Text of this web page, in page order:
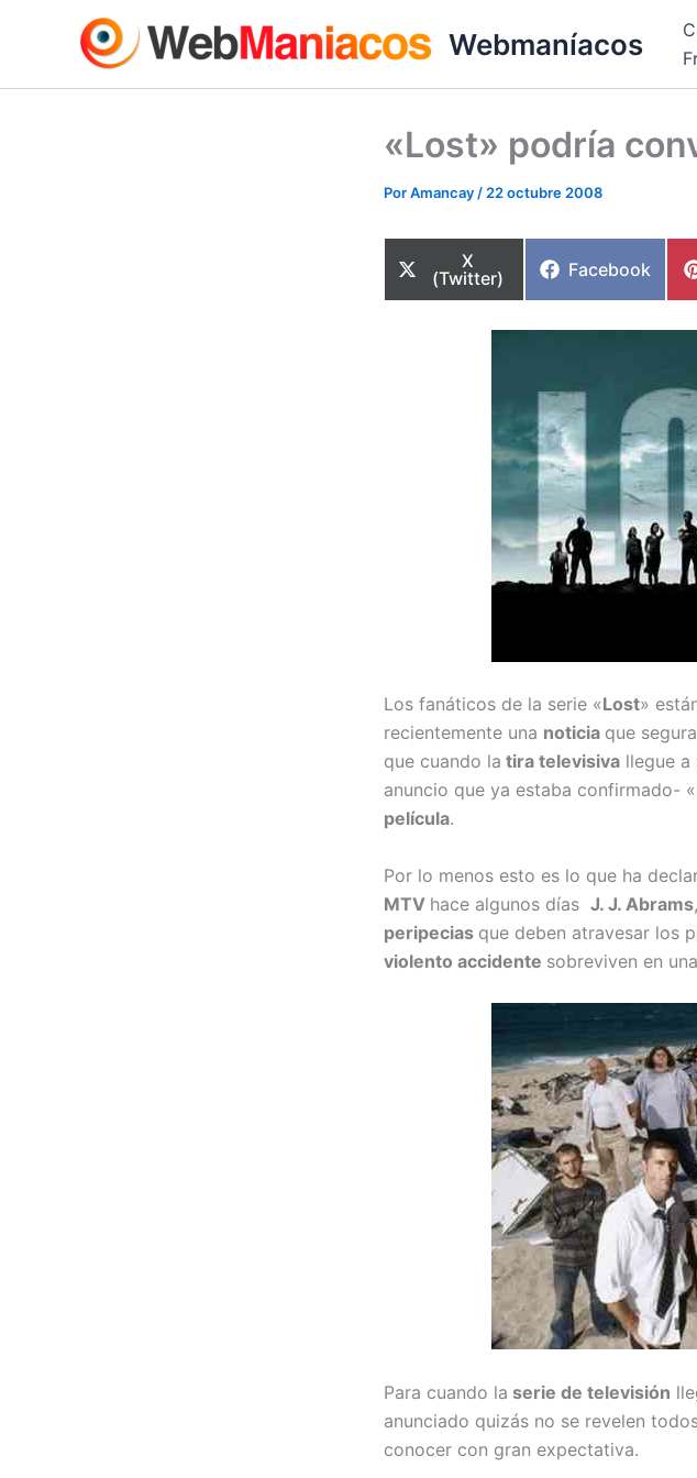
Webmaníacos
«Lost» podría
PorAmancay / 22 octubre 2008
Compartir
en
X
(Twitter)
Compartir
Facebook
Los fanáticos de la serie «Lost»
recientemente una noticia que
que cuando la tira televisiva llegue
anuncio que ya estaba confirmado- «
película.
Por lo menos esto es lo que ha
MTV hace algunos días J. J. Abrams
peripecias que deben atravesar los
violento accidente sobreviven en una
Para cuando la serie de televisión
anunciado quizás no se revelen
conocer con gran expectativa.